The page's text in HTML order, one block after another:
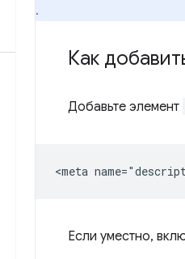
.
Как
Добавьте элемент
Если уместно,